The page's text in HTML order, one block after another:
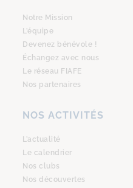
Notre Mission
L’équipe
Devenez bénévole !
Échangez avec nous
Le réseau FIAFE
Nos partenaires
NOS ACTIVITÉS
L’actualité
Le calendrier
Nos clubs
Nos découvertes